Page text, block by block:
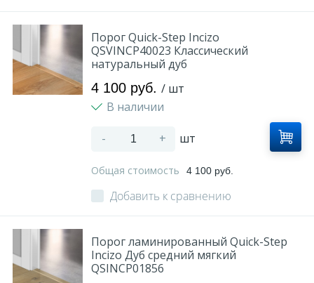
Порог Quick-Step Incizo
QSVINCP40023 Классический
натуральный дуб
4 100 руб. / шт
В наличии
- + шт
Общая стоимость 4 100 руб.
Добавить к сравнению
Порог ламинированный Quick-Step
Incizo Дуб средний мягкий
QSINCP01856